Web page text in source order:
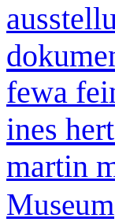
fewa
ines
martin
Museum